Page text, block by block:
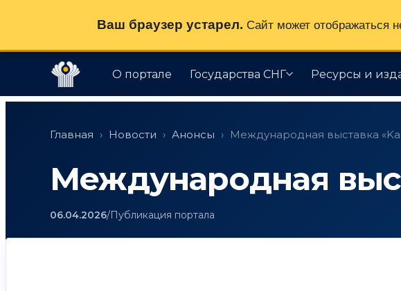
О портале Государства СНГ Ресурсы и
Главная › Новости › Анонсы › Международная выставка
Международная
06.04.2026/Публикация портала
Ваш браузер устарел. Сайт может отображаться